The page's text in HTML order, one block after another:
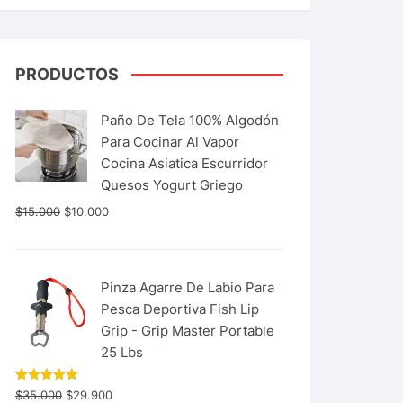
PRODUCTOS
Paño De Tela 100% Algodón
Para Cocinar Al Vapor
Cocina Asiatica Escurridor
Quesos Yogurt Griego
$15.000 $10.000
Pinza Agarre De Labio Para
Pesca Deportiva Fish Lip
Grip - Grip Master Portable
25 Lbs
Valorado
$35.000 $29.900